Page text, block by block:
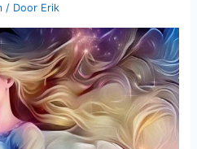
/ Door Erik